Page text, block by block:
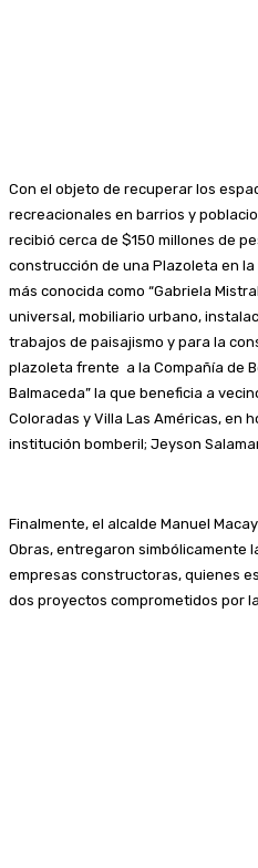
Con el objeto de recuperar los
recreacionales en barrios y
recibió cerca de $150 millones de
construcción de una Plazoleta en
más conocida como “Gabriela
universal, mobiliario urbano,
trabajos de paisajismo y para la
plazoleta frente a la Compañía de
Balmaceda” la que beneficia a
Coloradas y Villa Las Américas, en
institución bomberil; Jeyson
Finalmente, el alcalde Manuel
Obras, entregaron simbólicamente
empresas constructoras, quienes
dos proyectos comprometidos por